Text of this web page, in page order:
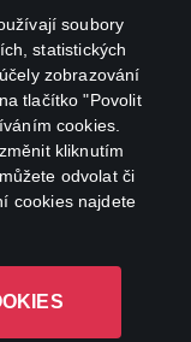
soubory
statistických
zobrazování
tlačítko "Povolit
cookies.
kliknutím
odvolat či
cookies najdete